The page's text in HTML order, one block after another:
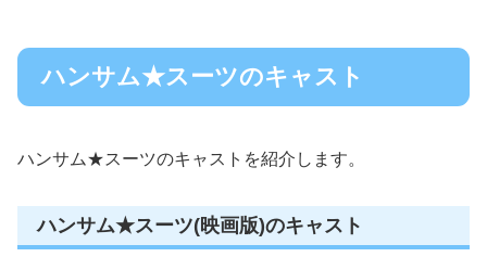
ハンサム★スーツのキャスト
ハンサム★スーツのキャストを紹介します。
ハンサム★スーツ(映画版)のキャスト